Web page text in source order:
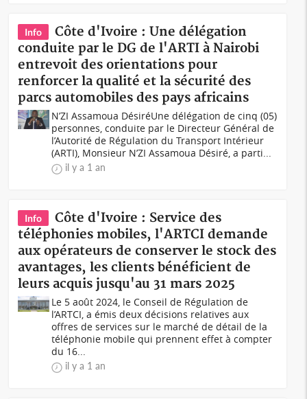
Info
Côte d'Ivoire : Une délégation
conduite par le DG de l'ARTI à Nairobi
entrevoit des orientations pour
renforcer la qualité et la sécurité des
parcs automobiles des pays africains
N’ZI Assamoua DésiréUne délégation de cinq (05)
personnes, conduite par le Directeur Général de
l’Autorité de Régulation du Transport Intérieur
(ARTI), Monsieur N’ZI Assamoua Désiré, a parti...
il y a 1 an
Info
Côte d'Ivoire : Service des
téléphonies mobiles, l'ARTCI demande
aux opérateurs de conserver le stock des
avantages, les clients bénéficient de
leurs acquis jusqu'au 31 mars 2025
Le 5 août 2024, le Conseil de Régulation de
l’ARTCI, a émis deux décisions relatives aux
offres de services sur le marché de détail de la
téléphonie mobile qui prennent effet à compter
du 16...
il y a 1 an